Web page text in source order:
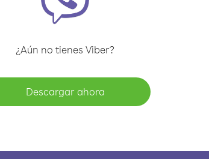
¿Aún no tienes Viber?
Descargar ahora